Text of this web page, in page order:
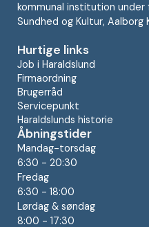
kommunal institution under
Sundhed og Kultur, Aalborg
Hurtige links
Job i Haraldslund
Firmaordning
Brugerråd
Servicepunkt
Haraldslunds historie
Åbningstider
Mandag-torsdag
6:30 - 20:30
Fredag
6:30 - 18:00
Lørdag & søndag
8:00 - 17:30